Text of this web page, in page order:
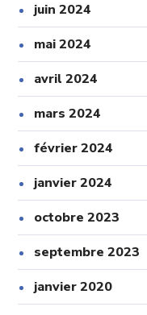
juin 2024
mai 2024
avril 2024
mars 2024
février 2024
janvier 2024
octobre 2023
septembre 2023
janvier 2020